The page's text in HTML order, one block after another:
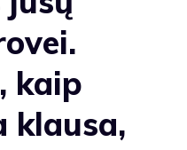
kaip
klausa,